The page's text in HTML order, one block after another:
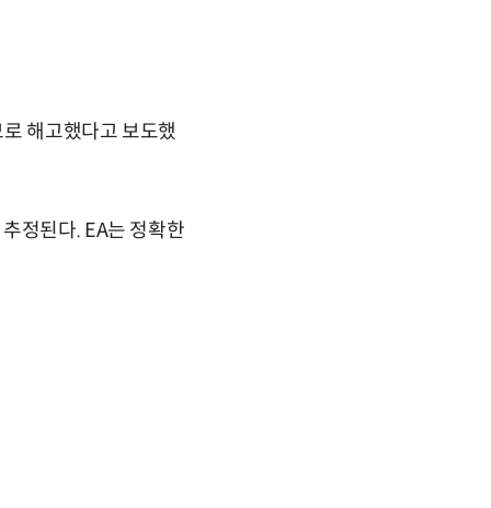
해고했다고 보도했
정된다. EA는 정확한